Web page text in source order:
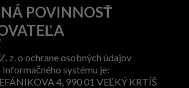
POVINNOSŤ
z. o ochrane osobných údajov
systému je:
4, 990 01 VEĽKÝ KRTÍŠ